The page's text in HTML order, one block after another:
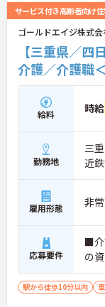
連携の体制がしっ
では、夜勤明けの
か、月平均の残業
り少なめです。常
を超えているため
らかじめ決められ
働けます。入職後
とりに合わせた
ーニングも導入
専門性を着実に
★おすすめ
のＯＪＴ研修を
の機会も提供され
・施設内には看
の対応や専門的
負担が減ります
・介護スタッフと
しやすく、初任者
専門性を高められ
サービス付き高齢者向け住
ゴールドエイジ株式
【三重県／
介護／介護職
給料 時給
勤務地
三
近
雇用形態 非
応募要件
■介
の
駅から徒歩10分以内